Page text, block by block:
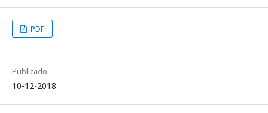
PDF
Publicado
10-12-2018